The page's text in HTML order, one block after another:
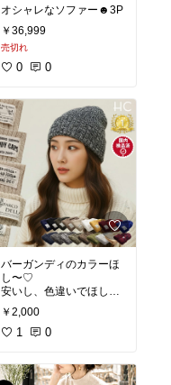
オシャレなソファー☻3P
￥36,999
売切れ
0 0
バーガンディのカラーほ
し〜♡
安いし、色違いでほしー
よね☻
￥2,000
1 0